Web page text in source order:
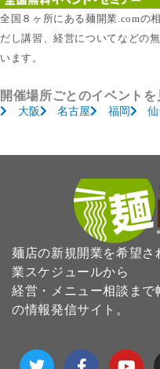
全国８ヶ所にある麺開業.comの
だし講習、経営についてなどの
います。
開催場所ごとのイベントを
大阪 名古屋 福岡
麺店の新規開業を希望
業スケジュールから
経営・メニュー相談ま
の情報発信サイト。
T
w
F
a
Y
o